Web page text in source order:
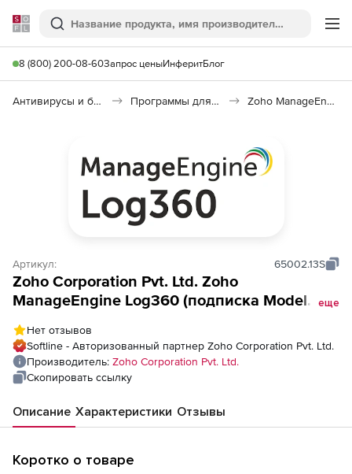
Softline
Поиск
8 (800) 200-08-60Запрос ценыИнферитБлог
Антивирусы и безопасность Программы для защиты информации Zoho ManageEngine Log360
Артикул: 65002.13S
Zoho Corporation Pvt. Ltd. Zoho
ManageEngine Log360 (подписка Model
еще
Нет отзывов
Softline - Авторизованный партнер Zoho Corporation Pvt. Ltd.
Производитель: Zoho Corporation Pvt. Ltd.
Скопировать ссылку
Описание Характеристики Отзывы
Коротко о товаре